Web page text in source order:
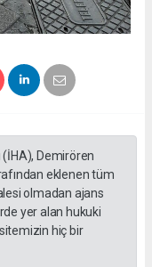
(İHA), Demirören
eklenen tüm
olmadan ajans
yer alan hukuki
hiç bir